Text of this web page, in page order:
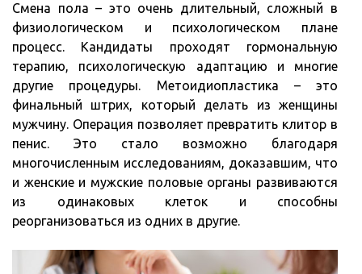
Смена пола – это очень длительный, сложный в
физиологическом и психологическом плане
процесс. Кандидаты проходят гормональную
терапию, психологическую адаптацию и многие
другие процедуры. Метоидиопластика – это
финальный штрих, который делать из женщины
мужчину. Операция позволяет превратить клитор в
пенис. Это стало возможно благодаря
многочисленным исследованиям, доказавшим, что
и женские и мужские половые органы развиваются
из одинаковых клеток и способны
реорганизоваться из одних в другие.